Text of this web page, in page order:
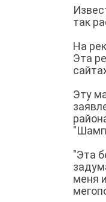
так
На
Эта
Эту
"Эта
меня